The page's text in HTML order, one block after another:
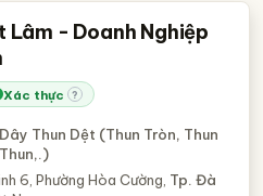
Lâm - Doanh Nghiệp
Xác thực ?
Dây Thun Dệt (Thun Tròn, Thun
6, Phường Hòa Cường, Tp. Đà